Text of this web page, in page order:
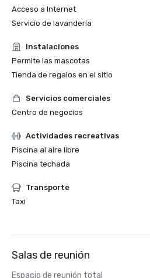
Acceso a Internet
Servicio de lavandería
Instalaciones
Permite las mascotas
Tienda de regalos en el sitio
Servicios comerciales
Centro de negocios
Actividades recreativas
Piscina al aire libre
Piscina techada
Transporte
Taxi
Salas de reunión
Espacio de reunión total